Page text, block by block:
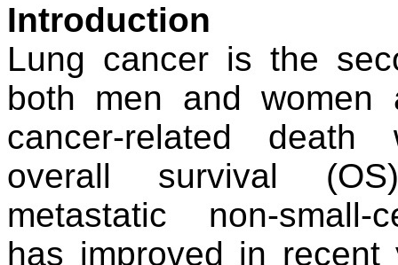
Introduction
Lung cancer is the
both men and
cancer-related
overall survival
metastatic non-
has improved in recent